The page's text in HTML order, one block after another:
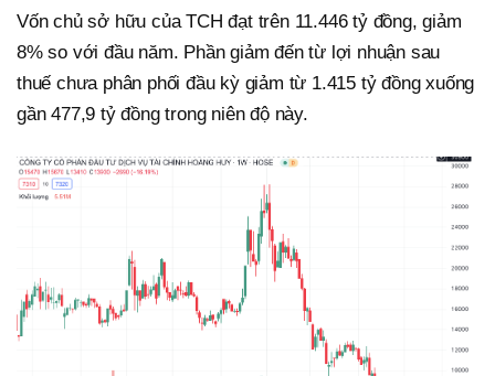
Vốn chủ sở hữu của TCH đạt trên 11.446 tỷ đồng, giảm
8% so với đầu năm. Phần giảm đến từ lợi nhuận sau
thuế chưa phân phối đầu kỳ giảm từ 1.415 tỷ đồng xuống
gần 477,9 tỷ đồng trong niên độ này.